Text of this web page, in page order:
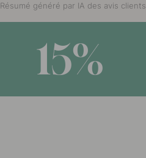
Résumé généré par IA des avis clients
15%